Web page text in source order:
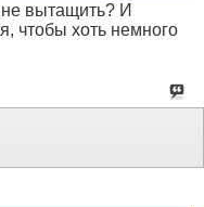
не вытащить? И
чтобы хоть немного